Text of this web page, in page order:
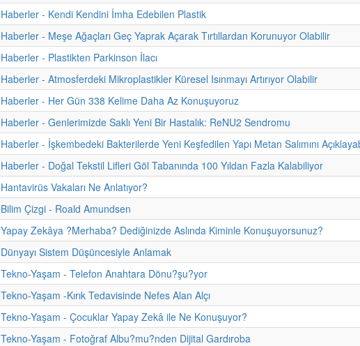
Haberler - Kendi Kendini İmha Edebilen Plastik
Haberler - Meşe Ağaçları Geç Yaprak Açarak Tırtıllardan Korunuyor Olabilir
Haberler - Plastikten Parkinson İlacı
Haberler - Atmosferdeki Mikroplastikler Küresel Isınmayı Artırıyor Olabilir
Haberler - Her Gün 338 Kelime Daha Az Konuşuyoruz
Haberler - Genlerimizde Saklı Yeni Bir Hastalık: ReNU2 Sendromu
Haberler - İşkembedeki Bakterilerde Yeni Keşfedilen Yapı Metan Salımını
Haberler - Doğal Tekstil Lifleri Göl Tabanında 100 Yıldan Fazla Kalabiliyor
Hantavirüs Vakaları Ne Anlatıyor?
Bilim Çizgi - Roald Amundsen
Yapay Zekâya ?Merhaba? Dediğinizde Aslında Kiminle Konuşuyorsunuz?
Dünyayı Sistem Düşüncesiyle Anlamak
Tekno-Yaşam - Telefon Anahtara Dönu?şu?yor
Tekno-Yaşam -Kırık Tedavisinde Nefes Alan Alçı
Tekno-Yaşam - Çocuklar Yapay Zekâ ile Ne Konuşuyor?
Tekno-Yaşam - Fotoğraf Albu?mu?nden Dijital Gardıroba